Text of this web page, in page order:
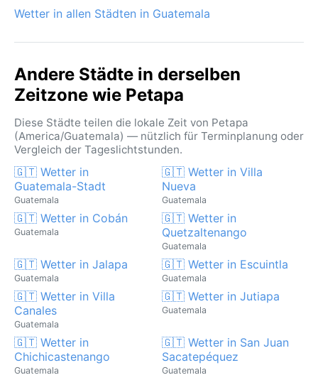
Wetter in allen Städten in Guatemala
Andere Städte in derselben
Zeitzone wie Petapa
Diese Städte teilen die lokale Zeit von Petapa
(America/Guatemala) — nützlich für Terminplanung oder
Vergleich der Tageslichtstunden.
🇬🇹 Wetter in
Guatemala-Stadt
Guatemala
🇬🇹 Wetter in Villa
Nueva
Guatemala
🇬🇹 Wetter in Cobán
Guatemala
🇬🇹 Wetter in
Quetzaltenango
Guatemala
🇬🇹 Wetter in Jalapa
Guatemala
🇬🇹 Wetter in Escuintla
Guatemala
🇬🇹 Wetter in Villa
Canales
Guatemala
🇬🇹 Wetter in Jutiapa
Guatemala
🇬🇹 Wetter in
Chichicastenango
Guatemala
🇬🇹 Wetter in San Juan
Sacatepéquez
Guatemala